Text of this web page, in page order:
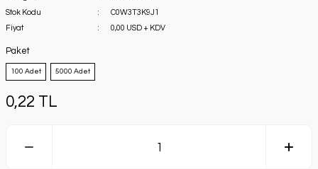
Stok Kodu
C0W3T3K9J1
Fiyat
0,00 USD + KDV
Paket
100 Adet 5000 Adet
0,22 TL